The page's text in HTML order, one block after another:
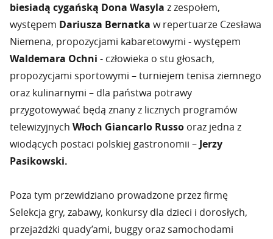
biesiadą cygańską Dona Wasyla z zespołem,
występem Dariusza Bernatka w repertuarze Czesława
Niemena, propozycjami kabaretowymi - występem
Waldemara Ochni - człowieka o stu głosach,
propozycjami sportowymi – turniejem tenisa ziemnego
oraz kulinarnymi – dla państwa potrawy
przygotowywać będą znany z licznych programów
telewizyjnych Włoch Giancarlo Russo oraz jedna z
wiodących postaci polskiej gastronomii – Jerzy
Pasikowski.
Poza tym przewidziano prowadzone przez firmę
Selekcja gry, zabawy, konkursy dla dzieci i dorosłych,
przejażdżki quady’ami, buggy oraz samochodami